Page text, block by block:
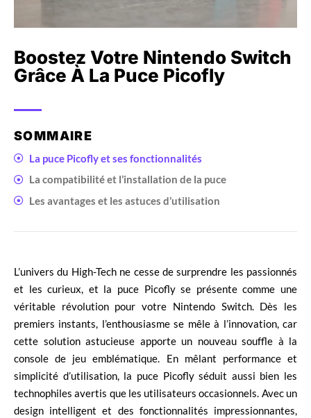
Boostez Votre Nintendo Switch
Grâce À La Puce Picofly
SOMMAIRE
La puce Picofly et ses fonctionnalités
La compatibilité et l’installation de la puce
Les avantages et les astuces d’utilisation
L’univers du High-Tech ne cesse de surprendre les passionnés
et les curieux, et la puce Picofly se présente comme une
véritable révolution pour votre Nintendo Switch. Dès les
premiers instants, l’enthousiasme se mêle à l’innovation, car
cette solution astucieuse apporte un nouveau souffle à la
console de jeu emblématique. En mêlant performance et
simplicité d’utilisation, la puce Picofly séduit aussi bien les
technophiles avertis que les utilisateurs occasionnels. Avec un
design intelligent et des fonctionnalités impressionnantes,